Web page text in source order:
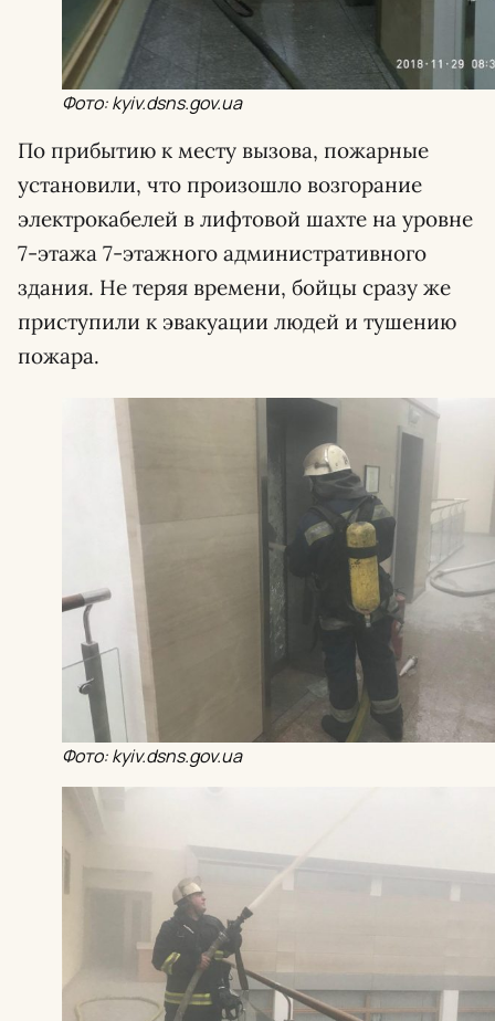
Фото: kyiv.dsns.gov.ua
По прибытию к месту вызова, пожарные
установили, что произошло возгорание
электрокабелей в лифтовой шахте на уровне
7-этажа 7-этажного административного
здания. Не теряя времени, бойцы сразу же
приступили к эвакуации людей и тушению
пожара.
Фото: kyiv.dsns.gov.ua